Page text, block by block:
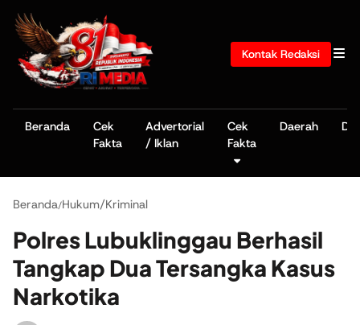
Kontak Redaksi
Beranda
Cek
Fakta
Advertorial
/ Iklan
Cek
Fakta
Daerah
Beranda/Hukum/Kriminal
Polres Lubuklinggau Berhasil
Tangkap Dua Tersangka Kasus
Narkotika